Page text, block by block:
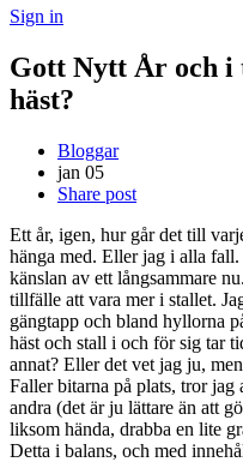
Sign in
Gott Nytt År och i
häst?
Bloggar
jan 05
Share post
Ett år, igen, hur går det till
hänga med. Eller jag i alla
känslan av ett långsammare
tillfälle att vara mer i stallet.
gängtapp och bland hyllorna
häst och stall i och för sig tar
annat? Eller det vet jag ju,
Faller bitarna på plats, tror jag
andra (det är ju lättare än att
liksom hända, drabba en lite
Detta i balans, och med